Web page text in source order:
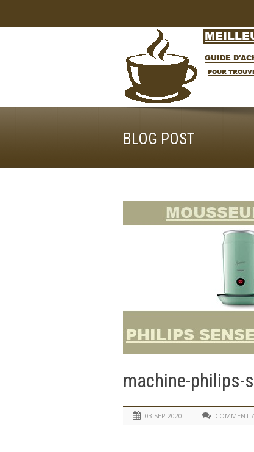
BLOG POST
machine-philips-
03 SEP 2020 COMMENT